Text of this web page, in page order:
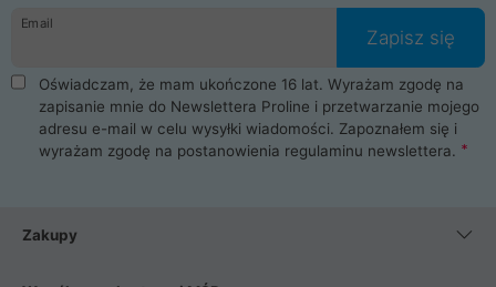
danych osobowych. Dlatego zakup notebooka albo laptopa w
ProLine to czysta przyjemność i pełne bezpieczeństwo.
Zaopatrzysz się u nas w akcesoria i części komputerowe
takie jak procesory, karty graficzne, płyty główne, pamięci,
dyski SSD, M.2 oraz HDD. Nasi pracownicy pomogą Ci wybrać
najlepszy zasilacz komputerowy oraz obudowę do komputera.
Poza komputerami mamy również najlepsze na rynku
Smartfony takich producentów jak Xiaomi, Apple, Samsung i
wentylatory. Na koniec mając już to wszystko, możesz
Email
Zapisz się
Oświadczam, że mam ukończone 16 lat. Wyrażam zgodę na
zapisanie mnie do Newslettera Proline i przetwarzanie mojego
adresu e-mail w celu wysyłki wiadomości. Zapoznałem się i
wyrażam zgodę na postanowienia regulaminu newslettera.
Zakupy